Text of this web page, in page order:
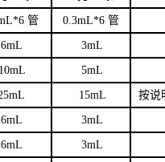
管 0.3mL*6 管
6mL 3mL
10mL 5mL
5mL 15mL 按说
6mL 3mL
6mL 3mL